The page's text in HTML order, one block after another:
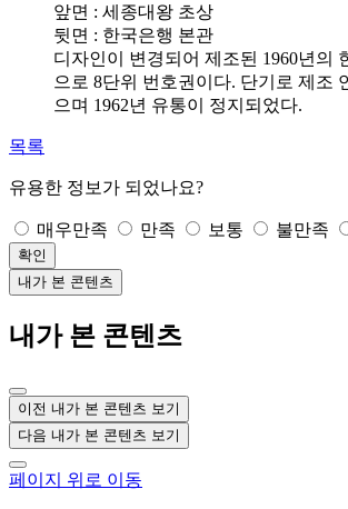
앞면 : 세종대왕 초상
뒷면 : 한국은행 본관
디자인이 변경되어 제조된 1960년의
으로 8단위 번호권이다. 단기로 제조
으며 1962년 유통이 정지되었다.
목록
유용한 정보가 되었나요?
매우만족 만족 보통 불만족
확인
내가 본 콘텐츠
내가 본 콘텐츠
이전 내가 본 콘텐츠 보기
다음 내가 본 콘텐츠 보기
페이지 위로 이동